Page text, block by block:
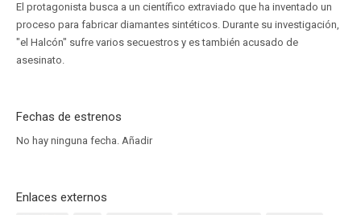
El protagonista busca a un científico extraviado que ha inventado un
proceso para fabricar diamantes sintéticos. Durante su investigación,
"el Halcón" sufre varios secuestros y es también acusado de
asesinato.
Fechas de estrenos
No hay ninguna fecha. Añadir
Enlaces externos